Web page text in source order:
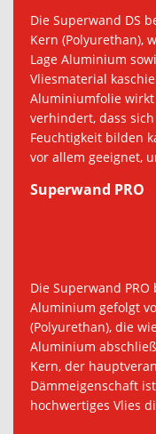
Die Superwand DS
Kern (Polyurethan),
Lage Aluminium
Vliesmaterial
Aluminiumfolie
verhindert, dass
Feuchtigkeit bilden
vor allem geeignet,
Superwand PRO
Die Superwand
Aluminium gefolgt
(Polyurethan), die
Aluminium
Kern, der
Dämmeigenschaft
hochwertiges Vlies